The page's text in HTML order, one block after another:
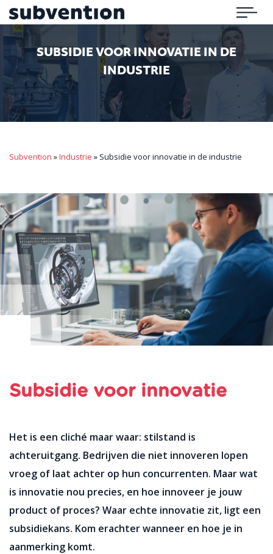
Subvention Menu
SUBSIDIE VOOR INNOVATIE IN DE
INDUSTRIE
Subvention »Industrie » Subsidie voor innovatie in de industrie
Subsidie voor innovatie
Het is een cliché maar waar: stilstand is
achteruitgang. Bedrijven die niet innoveren lopen
vroeg of laat achter op hun concurrenten. Maar wat
is innovatie nou precies, en hoe innoveer je jouw
product of proces? Waar echte innovatie zit, ligt een
subsidiekans. Kom erachter wanneer en hoe je in
aanmerking komt.